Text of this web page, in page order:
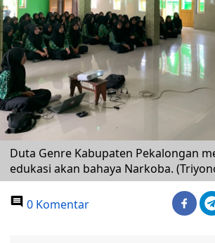
Duta Genre Kabupaten Pekalongan
edukasi akan bahaya Narkoba.
0 Komentar